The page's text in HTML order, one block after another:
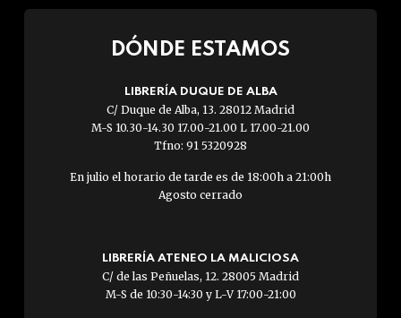
DÓNDE ESTAMOS
LIBRERÍA DUQUE DE ALBA
C/ Duque de Alba, 13. 28012 Madrid
M-S 10.30-14.30 17.00-21.00 L 17.00-21.00
Tfno: 91 5320928
En julio el horario de tarde es de 18:00h a 21:00h
Agosto cerrado
LIBRERÍA ATENEO LA MALICIOSA
C/ de las Peñuelas, 12. 28005 Madrid
M-S de 10:30-14:30 y L-V 17:00-21:00